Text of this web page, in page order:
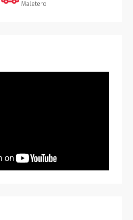
Maletero